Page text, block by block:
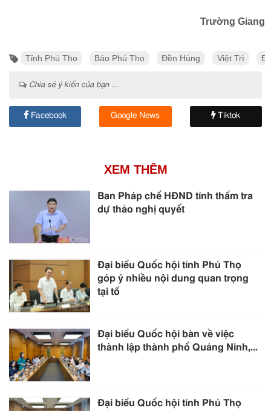
Trường Giang
Tỉnh Phú Thọ Báo Phú Thọ Đền Hùng Việt Trì
Chia sẻ ý kiến của bạn ...
Facebook Google News Tiktok
XEM THÊM
Ban Pháp chế HĐND tỉnh thẩm tra
dự thảo nghị quyết
Đại biểu Quốc hội tỉnh Phú Thọ
góp ý nhiều nội dung quan trọng
tại tổ
Đại biểu Quốc hội bàn về việc
thành lập thành phố Quảng Ninh,...
Đại biểu Quốc hội tỉnh Phú Thọ